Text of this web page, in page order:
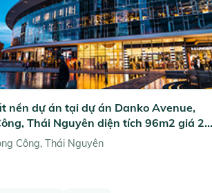
nền dự án tại dự án Danko Avenue,
Thái Nguyên diện tích 96m2 giá 29
Công, Thái Nguyên